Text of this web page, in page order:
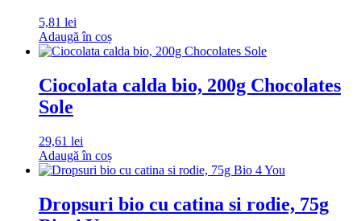
5,81 lei
Adaugă în coș
Ciocolata calda bio, 200g Chocolates
Sole
29,61 lei
Adaugă în coș
Dropsuri bio cu catina si rodie, 75g